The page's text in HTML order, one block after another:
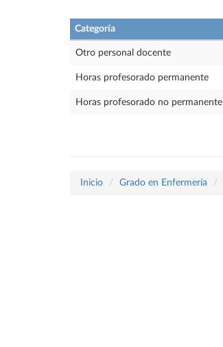
Categoría
Otro personal docente
Horas profesorado permanente
Horas profesorado no permanente
Inicio Grado en Enfermería